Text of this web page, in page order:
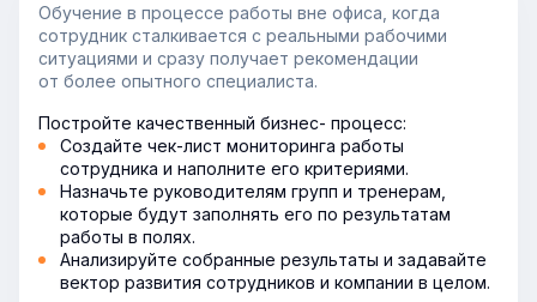
Обучение в процессе работы вне офиса, когда
сотрудник сталкивается с реальными рабочими
ситуациями и сразу получает рекомендации
от более опытного специалиста.
Постройте качественный бизнес- процесс:
Создайте чек-лист мониторинга работы
сотрудника и наполните его критериями.
Назначьте руководителям групп и тренерам,
которые будут заполнять его по результатам
работы в полях.
Анализируйте собранные результаты и задавайте
вектор развития сотрудников и компании в целом.